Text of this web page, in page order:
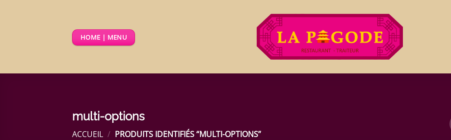
HOME | MENU
multi-options
ACCUEIL / PRODUITS IDENTIFIÉS “MULTI-OPTIONS”